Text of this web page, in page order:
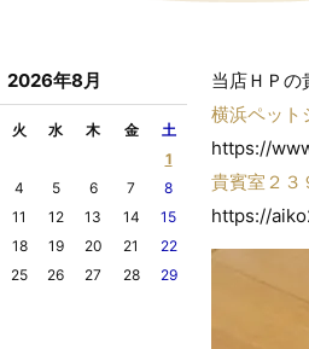
当店ＨＰの
横浜ペット
https://
貴賓室２３
https://
2026年8月
火 水 木 金 土
1
4 5 6 7
8
11 12 13 14
15
18 19 20 21
22
25 26 27 28
29